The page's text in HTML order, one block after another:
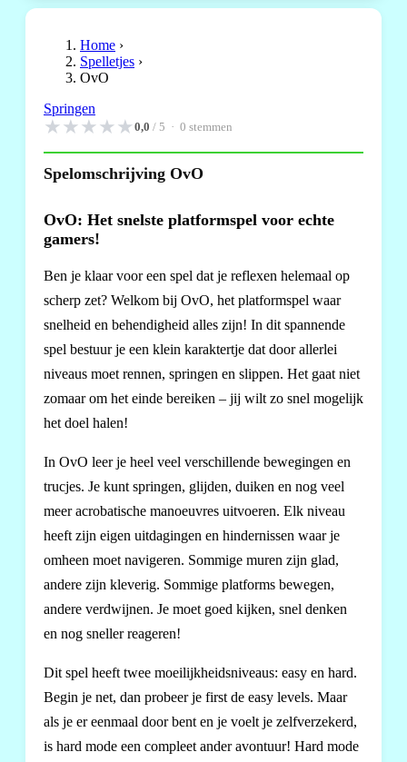
Home ›
Spelletjes ›
OvO
Springen
★★★★★0,0 / 5 · 0 stemmen
Spelomschrijving OvO
OvO: Het snelste platformspel voor echte
gamers!
Ben je klaar voor een spel dat je reflexen helemaal op
scherp zet? Welkom bij OvO, het platformspel waar
snelheid en behendigheid alles zijn! In dit spannende
spel bestuur je een klein karaktertje dat door allerlei
niveaus moet rennen, springen en slippen. Het gaat niet
zomaar om het einde bereiken – jij wilt zo snel mogelijk
het doel halen!
In OvO leer je heel veel verschillende bewegingen en
trucjes. Je kunt springen, glijden, duiken en nog veel
meer acrobatische manoeuvres uitvoeren. Elk niveau
heeft zijn eigen uitdagingen en hindernissen waar je
omheen moet navigeren. Sommige muren zijn glad,
andere zijn kleverig. Sommige platforms bewegen,
andere verdwijnen. Je moet goed kijken, snel denken
en nog sneller reageren!
Dit spel heeft twee moeilijkheidsniveaus: easy en hard.
Begin je net, dan probeer je first de easy levels. Maar
als je er eenmaal door bent en je voelt je zelfverzekerd,
is hard mode een compleet ander avontuur! Hard mode